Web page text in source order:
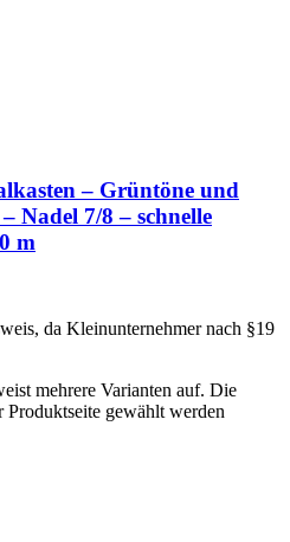
– Grüntöne und
Nadel 7/8 – schnelle
m
da Kleinunternehmer nach §19
mehrere Varianten auf. Die
gewählt werden